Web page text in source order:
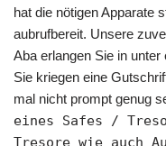
hat die nötigen Apparate
aubrufbereit. Unsere
Aba erlangen Sie in
Sie kriegen eine
mal nicht prompt genug
eines Safes /
Tresore wie auch